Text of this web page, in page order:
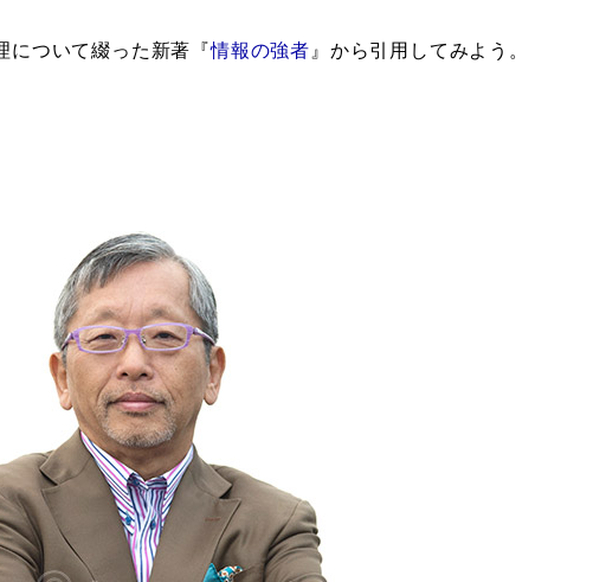
ついて綴った新著『情報の強者 』から引用してみよう。